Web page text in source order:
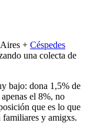
+ Céspedes
una colecta de
bajo: dona 1,5% de
el 8%, no
que es lo que
familiares y amigxs.